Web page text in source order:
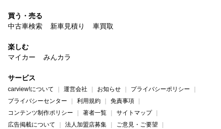
買う・売る
中古車検索
新車見積り 車買取
楽しむ
マイカー
みんカラ
サービス
carview!について 運営会社 お知らせ
プライバシーポリシー
プライバシーセンター
利用規約
免責事項
コンテンツ制作ポリシー
著者一覧
サイトマップ
広告掲載について
法人加盟店募集
ご意見・ご要望